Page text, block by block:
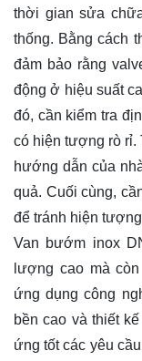
thời gian sửa
thống. Bằng cách
đảm bảo rằng
động ở hiệu suất
đó, cần kiểm tra
có hiện tượng rò rỉ.
hướng dẫn của
quả. Cuối cùng,
để tránh hiện
Van bướm inox
lượng cao mà
ứng dụng công
bền cao và thiết
ứng tốt các yêu